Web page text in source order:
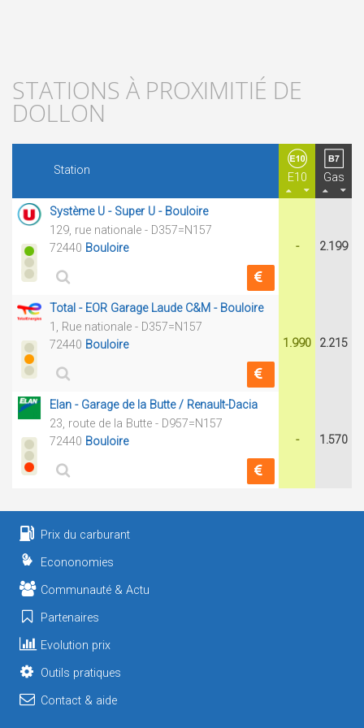
STATIONS À PROXIMITIÉ DE
DOLLON
Station
E10 Gas
Système U - Super U - Bouloire
129, rue nationale - D357=N157
72440 Bouloire - 2.199
Total - EOR Garage Laude C&M - Bouloire
1, Rue nationale - D357=N157
72440 Bouloire 1.990 2.215
Elan - Garage de la Butte / Renault-Dacia
23, route de la Butte - D957=N157
72440 Bouloire - 1.570
Prix du carburant
Econonomies
Communauté & Actu
Partenaires
Evolution prix
Outils pratiques
Contact & aide